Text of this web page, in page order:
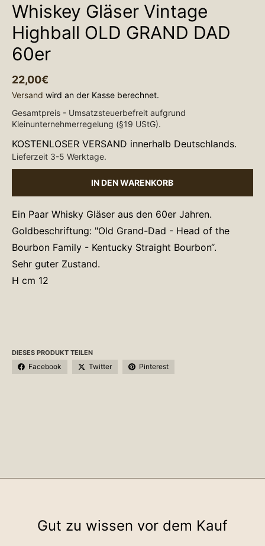
Whiskey Gläser Vintage
Highball OLD GRAND DAD
60er
22,00€
Versand wird an der Kasse berechnet.
Gesamtpreis - Umsatzsteuerbefreit aufgrund
Kleinunternehmerregelung (§19 UStG).
KOSTENLOSER VERSAND innerhalb Deutschlands.
Lieferzeit 3-5 Werktage.
IN DEN WARENKORB
Ein Paar Whisky Gläser aus den 60er Jahren.
Goldbeschriftung: "Old Grand-Dad - Head of the
Bourbon Family - Kentucky Straight Bourbon“.
Sehr guter Zustand.
H cm 12
DIESES PRODUKT TEILEN
Facebook Twitter Pinterest
Gut zu wissen vor dem Kauf